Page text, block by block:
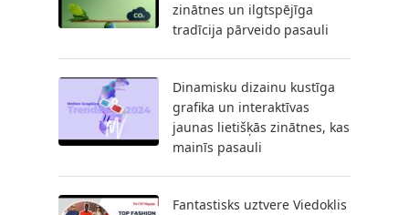
zinātnes un ilgtspējīga
tradīcija pārveido pasauli
Dinamisku dizainu kustīga
grafika un interaktīvas
jaunas lietišķās zinātnes, kas
mainīs pasauli
Fantastisks uztvere Viedoklis